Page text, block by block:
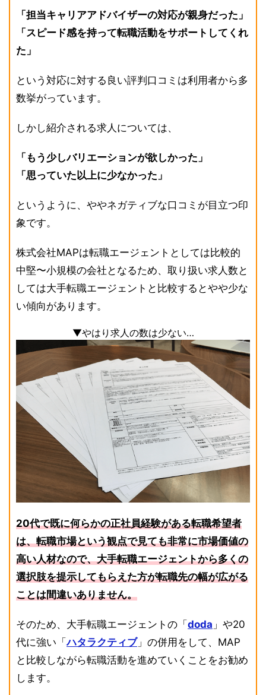
「担当キャリアアドバイザーの対応が親身だった」
「スピード感を持って転職活動をサポートしてくれ
た」
という対応に対する良い評判口コミは利用者から多
数挙がっています。
しかし紹介される求人については、
「もう少しバリエーションが欲しかった」
「思っていた以上に少なかった」
というように、ややネガティブな口コミが目立つ印
象です。
株式会社MAPは転職エージェントとしては比較的
中堅〜小規模の会社となるため、取り扱い求人数と
しては大手転職エージェントと比較するとやや少な
い傾向があります。
▼やはり求人の数は少ない…
20代で既に何らかの正社員経験がある転職希望者
は、転職市場という観点で見ても非常に市場価値の
高い人材なので、大手転職エージェントから多くの
選択肢を提示してもらえた方が転職先の幅が広がる
ことは間違いありません。
そのため、大手転職エージェントの「doda 」や20
代に強い「ハタラクティブ」の併用をして、MAP
と比較しながら転職活動を進めていくことをお勧め
します。